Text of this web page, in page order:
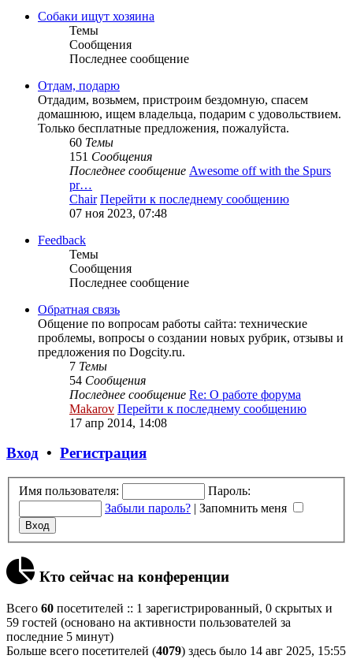
Собаки ищут хозяина
Темы
Сообщения
Последнее сообщение
Отдам, подарю
Отдадим, возьмем, пристроим бездомную, спасем
домашнюю, ищем владельца, подарим с удовольствием.
Только бесплатные предложения, пожалуйста.
60 Темы
151 Сообщения
Последнее сообщение Awesome off with the Spurs
pr…
Chair Перейти к последнему сообщению
07 ноя 2023, 07:48
Feedback
Темы
Сообщения
Последнее сообщение
Обратная связь
Общение по вопросам работы сайта: технические
проблемы, вопросы о создании новых рубрик, отзывы и
предложения по Dogcity.ru.
7 Темы
54 Сообщения
Последнее сообщение Re: О работе форума
Makarov Перейти к последнему сообщению
17 апр 2014, 14:08
Вход • Регистрация
Имя пользователя:
Пароль:
Забыли пароль? | Запомнить меня
Кто сейчас на конференции
Всего 60 посетителей :: 1 зарегистрированный, 0 скрытых и
59 гостей (основано на активности пользователей за
последние 5 минут)
Больше всего посетителей (4079) здесь было 14 авг 2025, 15:55